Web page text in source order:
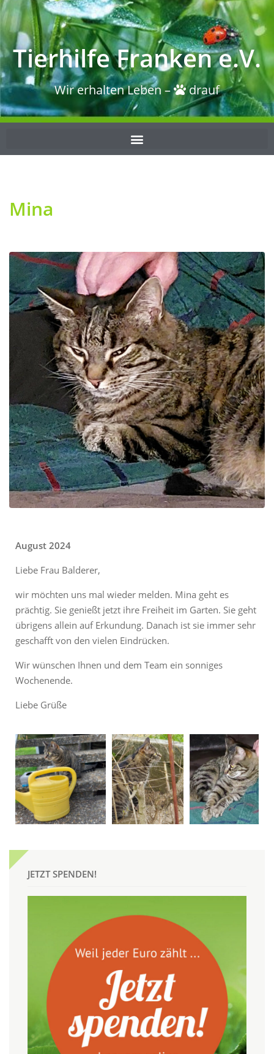
Tierhilfe Franken e.V.
Wir erhalten Leben – drauf
Mina
August 2024
Liebe Frau Balderer,
wir möchten uns mal wieder melden. Mina geht es
prächtig. Sie genießt jetzt ihre Freiheit im Garten. Sie geht
übrigens allein auf Erkundung. Danach ist sie immer sehr
geschafft von den vielen Eindrücken.
Wir wünschen Ihnen und dem Team ein sonniges
Wochenende.
Liebe Grüße
JETZT SPENDEN!